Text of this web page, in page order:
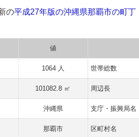
の平成27年版の沖縄県那覇市の町丁
値
1064 人 世帯総数
101082.8 ㎡ 周辺長
沖縄県 支庁・振興局名
那覇市 区町村名